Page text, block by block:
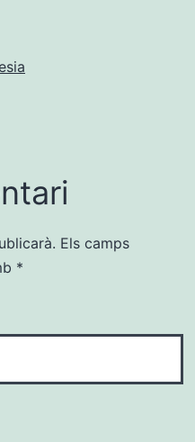
Els camps
*